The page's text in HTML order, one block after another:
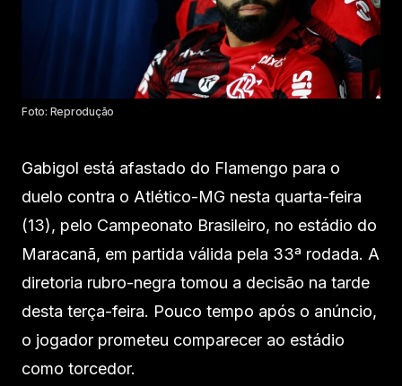
Foto: Reprodução
Gabigol está afastado do Flamengo para o
duelo contra o Atlético-MG nesta quarta-feira
(13), pelo Campeonato Brasileiro, no estádio do
Maracanã, em partida válida pela 33ª rodada. A
diretoria rubro-negra tomou a decisão na tarde
desta terça-feira. Pouco tempo após o anúncio,
o jogador prometeu comparecer ao estádio
como torcedor.